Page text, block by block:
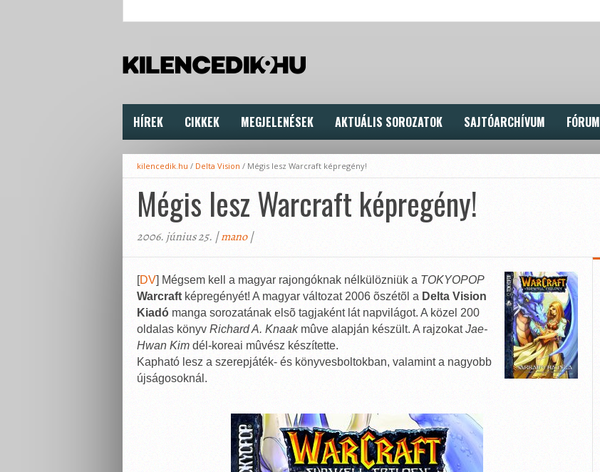
HÍREK CIKKEK MEGJELENÉSEK AKTUÁLIS SOROZATOK SAJTÓARCHÍVUM FÓRUM
kilencedik.hu / Delta Vision / Mégis lesz Warcraft képregény!
Mégis lesz Warcraft képregény!
2006. június 25. |mano|
[DV] Mégsem kell a magyar rajongóknak nélkülözniük a TOKYOPOP
Warcraft képregényét! A magyar változat 2006 õszétõl a Delta Vision
Kiadómanga sorozatának elsõ tagjaként lát napvilágot. A közel 200
oldalas könyv Richard A. Knaakmûve alapján készült. A rajzokatJae-
Hwan Kimdél-koreai mûvész készítette.
Kapható lesz a szerepjáték- és könyvesboltokban, valamint a nagyobb
újságosoknál.